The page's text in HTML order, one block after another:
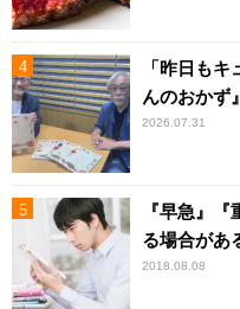
「昨日も
んのおかず
2026.07.31
『早急』
る場合があ
2018.08.08